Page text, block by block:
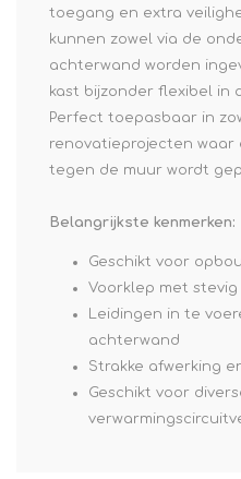
toegang en extra
kunnen zowel via de
achterwand worden
kast bijzonder flexibel in
Perfect toepasbaar in
renovatieprojecten waar
tegen de muur wordt
Belangrijkste kenmerken:
Geschikt voor
Voorklep met
Leidingen in te
achterwand
Strakke afwerking
Geschikt voor